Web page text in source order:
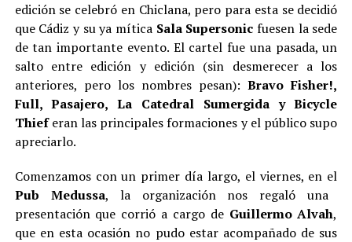
edición se celebró en Chiclana, pero para esta se decidió
que Cádiz y su ya míticaSala Supersonic fuesen la sede
de tan importante evento. El cartel fue una pasada, un
salto entre edición y edición (sin desmerecer a los
anteriores, pero los nombres pesan): Bravo Fisher!,
Full, Pasajero, La Catedral Sumergida y Bicycle
Thieferan las principales formaciones y el público supo
apreciarlo.
Comenzamos con un primer día largo, el viernes, en el
Pub Medussa, la organización nos regaló una
presentación que corrió a cargo de Guillermo Alvah,
que en esta ocasión no pudo estar acompañado de sus